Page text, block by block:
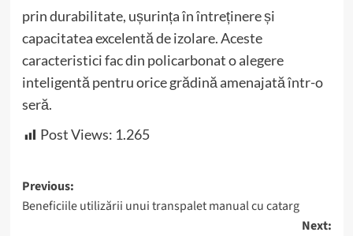
prin durabilitate, ușurința în întreținere și
capacitatea excelentă de izolare. Aceste
caracteristici fac din policarbonat o alegere
inteligentă pentru orice grădină amenajată într-o
seră.
Post Views: 1.265
Post
navigation
Previous:
Beneficiile utilizării unui transpalet manual cu catarg
Next: